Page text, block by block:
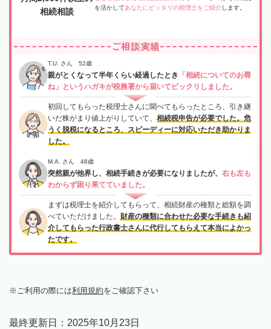
相続相談
を活かしてあなたにピッタリの税理士をご紹介 します。
ご相談実績
T.U. さん 52歳
親がとくなって半年くらい経過したとき
「相続についてのお尋
ね」というハガキが税務署から届いてビックリしました。
初回してもらった税理士さんに聞べてもらったところ、引き継
いだ株がまり値上がりしていて、 相続税申告が必要でした。危
うく脱税になるところ、スピーディーに対応いただき助かりま
した。
M.A. さん 48歳
突然親が他界し、相続手続きが必要になりましたが、 右も左も
わからず困り果てていました。
まずは税理士を紹介してもらって、相続財産の種類と総額を調
べていただけました。 財産の種類に合わせた必要な手続きも紹
介してもらった行政書士さんに代行してもらえて本当によかっ
たです。
ご利用の際には利用規約をご確認下さい
最終更新日： 2025年10月23日